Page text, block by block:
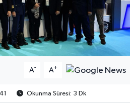
A- A+
Okunma Süresi: 3 Dk